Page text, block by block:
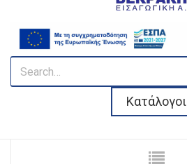
Κατάλογοι